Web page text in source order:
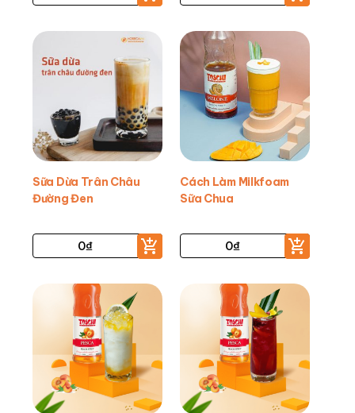
Sữa Dừa Trân Châu
Đường Đen
0₫
Cách Làm Milkfoam
Sữa Chua
0₫